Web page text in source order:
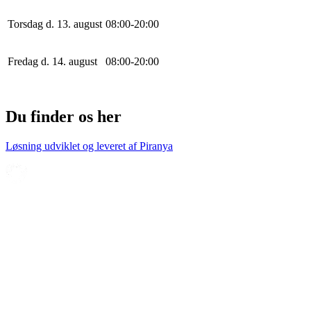
Torsdag d. 13. august 08:00-20:00
Fredag d. 14. august 08:00-20:00
Du finder os her
Løsning udviklet og leveret afPiranya